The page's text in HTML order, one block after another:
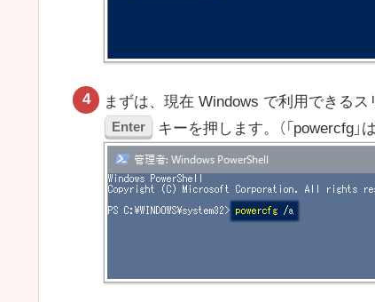
まずは、現在 Windows で利用できるス
Enter キーを押します。（「powercfg